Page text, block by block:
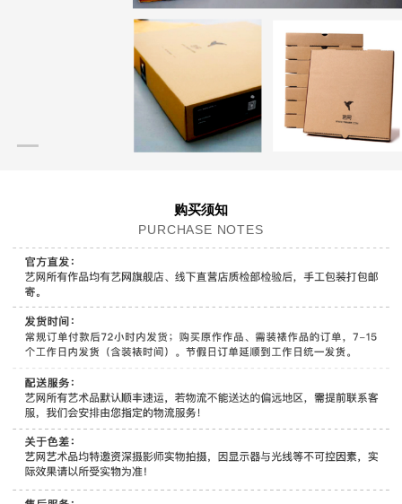
购买须知
PURCHASE NOTES